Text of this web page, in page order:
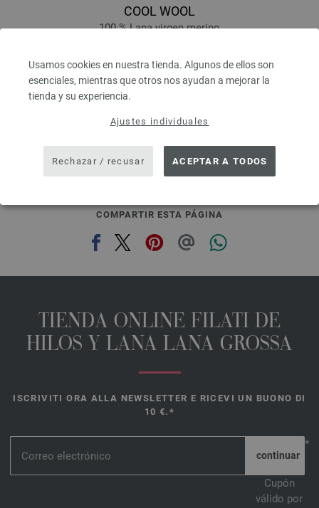
Usamos cookies en nuestra tienda. Algunos de ellos son
esenciales, mientras que otros nos ayudan a mejorar la
tienda y su experiencia.
Ajustes individuales
Rechazar / recusar ACEPTAR A TODOS
COOL WOOL
100 % Lana virgen merino
Grosor de las agujas: 3 - 3,5
6,38 $
IVA no incluido, más gastos de envío, Precio base:
prev next
COMPARTIR ESTA PÁGINA
TIENDA ONLINE FILATI DE
HILOS Y LANA LANA GROSSA
ISCRIVITI ORA ALLA NEWSLETTER E RICEVI UN BUONO DI
10 €.*
*
Cupón
válido por